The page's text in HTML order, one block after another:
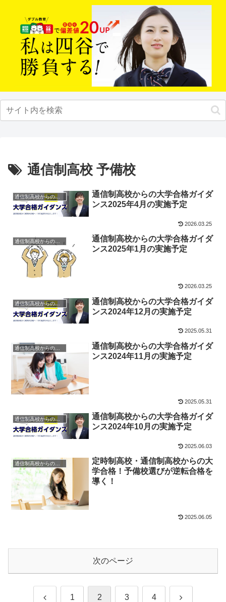
通信制高校 予備校
通信制高校からの大学受験
通信制高校からの大学合格ガイダ
ンス2025年4月の実施予定
2026.03.25
通信制高校からの大学受験
通信制高校からの大学合格ガイダ
ンス2025年1月の実施予定
2026.03.25
通信制高校からの大学受験
通信制高校からの大学合格ガイダ
ンス2024年12月の実施予定
2025.05.31
通信制高校からの大学受験
通信制高校からの大学合格ガイダ
ンス2024年11月の実施予定
2025.05.31
通信制高校からの大学受験
通信制高校からの大学合格ガイダ
ンス2024年10月の実施予定
2025.06.03
通信制高校からの大学受験
定時制高校・通信制高校からの大
学合格！予備校選びが逆転合格を
導く！
2025.06.05
次のページ
前 1 2 3 4 次